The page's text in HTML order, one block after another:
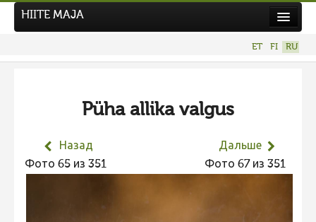
Hiite kuvavõistlus 2026
Фотоконкурс 2025
HIITE MAJA
ET FI RU
Püha allika valgus
Назад
Фото 65 из 351
Дальше
Фото 67 из 351